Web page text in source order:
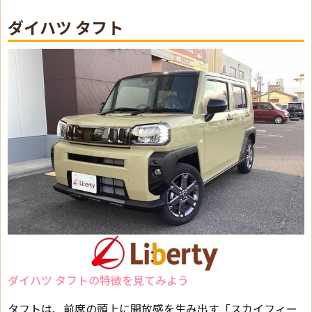
ダイハツ タフト
ダイハツ タフトの特徴を見てみよう
タフトは、前席の頭上に開放感を生み出す「スカイフィー